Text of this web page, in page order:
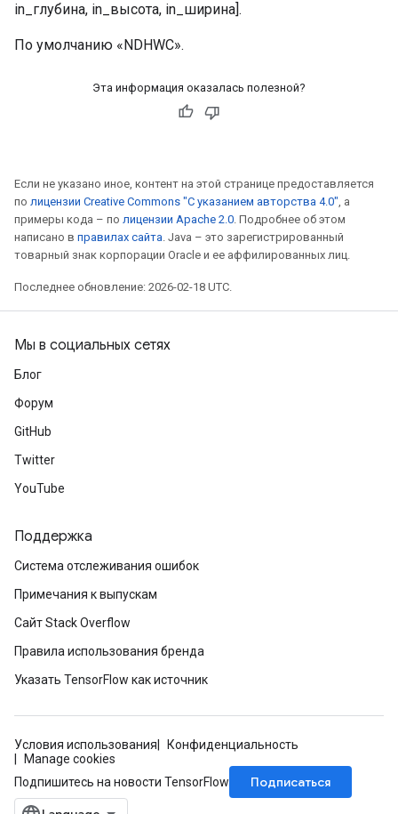
in_глубина, in_высота, in_ширина].
По умолчанию «NDHWC».
Эта информация оказалась полезной?
Если не указано иное, контент на этой странице предоставляется
по лицензии Creative Commons "С указанием авторства 4.0", а
примеры кода – по лицензии Apache 2.0. Подробнее об этом
написано в правилах сайта. Java – это зарегистрированный
товарный знак корпорации Oracle и ее аффилированных лиц.
Последнее обновление: 2026-02-18 UTC.
Мы в социальных сетях
Блог
Форум
GitHub
Twitter
YouTube
Поддержка
Система отслеживания ошибок
Примечания к выпускам
Сайт Stack Overflow
Правила использования бренда
Указать TensorFlow как источник
Условия использования
Конфиденциальность
Manage cookies
Подпишитесь на новости TensorFlow
Подписаться